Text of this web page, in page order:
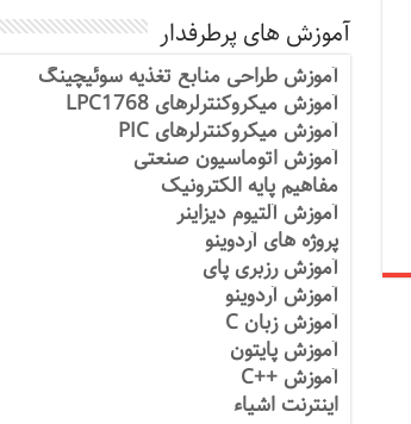
آموزش های پرطرفدار
آموزش طراحی منابع تغذیه سوئیچینگ
آموزش میکروکنترلرهای LPC1768
آموزش میکروکنترلرهای PIC
آموزش اتوماسیون صنعتی
مفاهیم پایه الکترونیک
آموزش آلتیوم دیزاینر
پروژه های آردوینو
آموزش رزبری پای
آموزش آردوینو
آموزش زبان C
آموزش پایتون
آموزش ++C
اینترنت اشیاء